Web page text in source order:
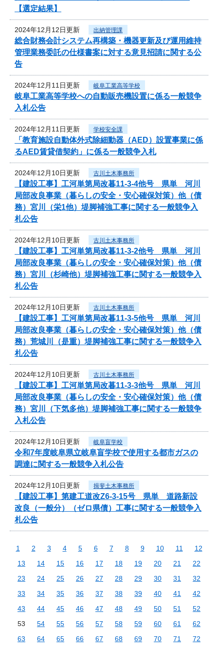
【選定結果】
2024年12月12日更新 出納管理課
総合財務会計システム再構築・機器更新及び運用維持
管理業務委託の仕様書案に対する意見招請に関する公
告
2024年12月11日更新 岐阜工業高等学校
岐阜工業高等学校への自動販売機設置に係る一般競争
入札公告
2024年12月11日更新 学校安全課
「教育施設自動体外式除細動器（AED）設置事業に係
るAED賃貸借契約」に係る一般競争入札
2024年12月10日更新 古川土木事務所
【建設工事】工河単第局改暮11-3-4他号 県単 河川
局部改良事業（暮らしの安全・安心確保対策）他（債
務）宮川（栄1他）堤脚補強工事に関する一般競争入
札公告
2024年12月10日更新 古川土木事務所
【建設工事】工河単第局改暮11-3-2他号 県単 河川
局部改良事業（暮らしの安全・安心確保対策）他（債
務）宮川（杉崎他）堤脚補強工事に関する一般競争入
札公告
2024年12月10日更新 古川土木事務所
【建設工事】工河単第局改暮11-3-5他号 県単 河川
局部改良事業（暮らしの安全・安心確保対策）他（債
務）荒城川（是重）堤脚補強工事に関する一般競争入
札公告
2024年12月10日更新 古川土木事務所
【建設工事】工河単第局改暮11-3-3他号 県単 河川
局部改良事業（暮らしの安全・安心確保対策）他（債
務）宮川（下気多他）堤脚補強工事に関する一般競争
入札公告
2024年12月10日更新 岐阜盲学校
令和7年度岐阜県立岐阜盲学校で使用する都市ガスの
調達に関する一般競争入札公告
2024年12月10日更新 揖斐土木事務所
【建設工事】第建工道改Z6-3-15号 県単 道路新設
改良（一般分）（ゼロ県債）工事に関する一般競争入
札公告
1 2 3 4 5 6 7 8 9 10 11
12
13
14 15 16 17 18 19 20 21
22
23
24 25 26 27 28 29 30 31
32
33
34 35 36 37 38 39 40 41
42
43
44 45 46 47 48 49 50 51
52
53
54 55 56 57 58 59 60 61
62
63
64 65 66 67 68 69 70 71
72